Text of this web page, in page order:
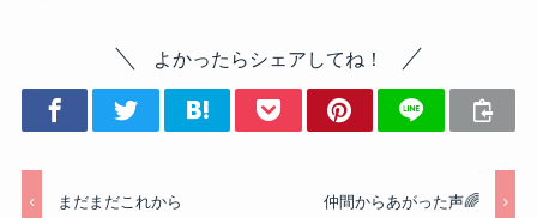
よかったらシェアしてね！
まだまだこれから 仲間からあがった声🌈